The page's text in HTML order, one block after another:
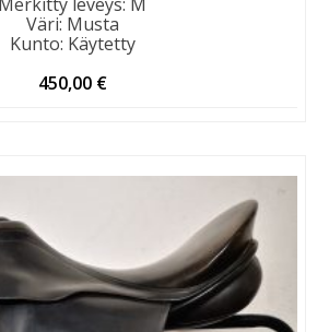
Väri: Musta
Kunto: Käytetty
450,00 €